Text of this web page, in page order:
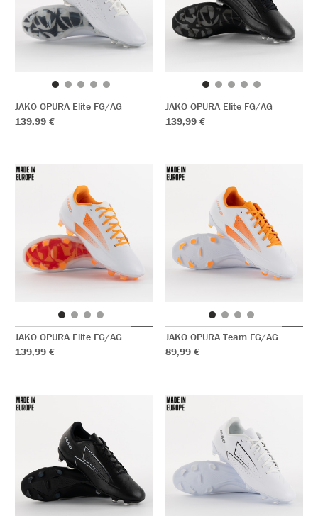
JAKO OPURA Elite FG/AG
139,99 €
JAKO OPURA Elite FG/AG
139,99 €
JAKO OPURA Elite FG/AG
139,99 €
JAKO OPURA Team FG/AG
89,99 €